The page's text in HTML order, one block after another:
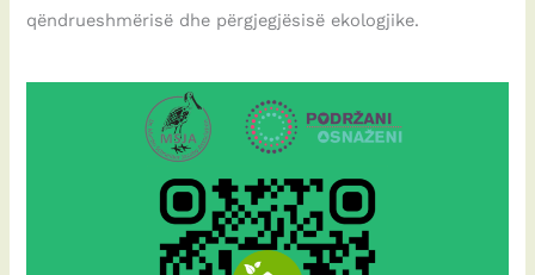
qëndrueshmërisë dhe përgjegjësisë ekologjike.